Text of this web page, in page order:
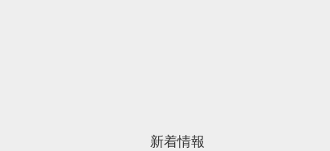
新着情報